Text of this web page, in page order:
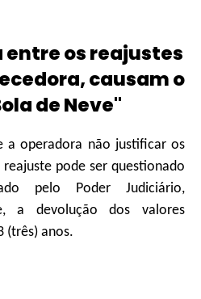
os reajustes
causam o
de Neve"
a operadora não justificar os
pode ser questionado
pelo Poder Judiciário,
a devolução dos valores
(três) anos.